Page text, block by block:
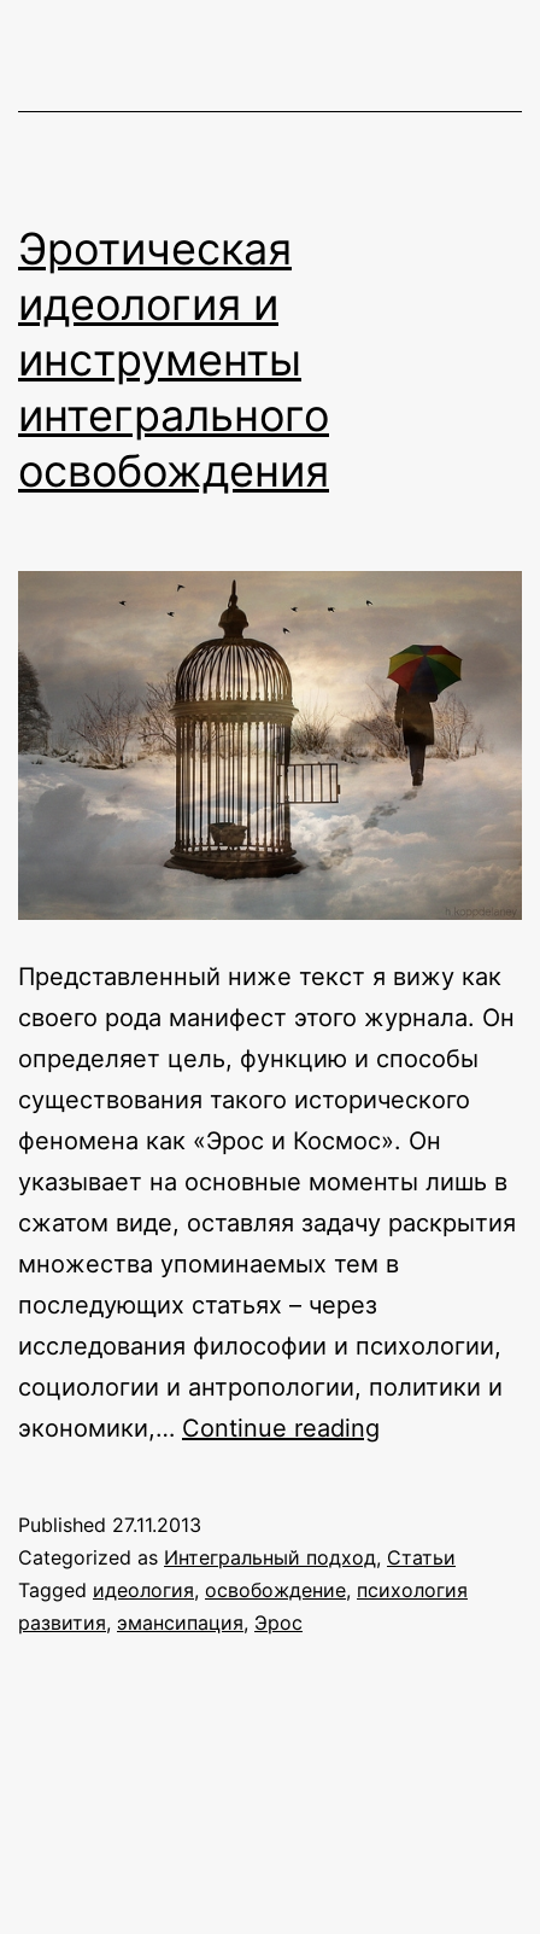
Эротическая
идеология и
инструменты
интегрального
освобождения
Представленный ниже текст я вижу как
своего рода манифест этого журнала. Он
определяет цель, функцию и способы
существования такого исторического
феномена как «Эрос и Космос». Он
указывает на основные моменты лишь в
сжатом виде, оставляя задачу раскрытия
множества упоминаемых тем в
последующих статьях – через
исследования философии и психологии,
социологии и антропологии, политики и
экономики,… Continue reading
инструменты
Published 27.11.2013
Categorized as Интегральный подход, Статьи
Tagged идеология, освобождение, психология
развития, эмансипация, Эрос